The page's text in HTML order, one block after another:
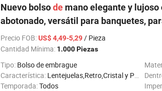
Nuevo bolsode mano elegante y lujoso
abotonado, versátil para banquetes,
Precio FOB:US$ 4,49-5,29/ Pieza
Cantidad Mínima: 1.000 Piezas
Tipo: Bolso de embrague
Característica: Lentejuelas,Retro,Cristal y Piedra Preciosa,Flor,Perlas,Cadena
Temporada:Todos